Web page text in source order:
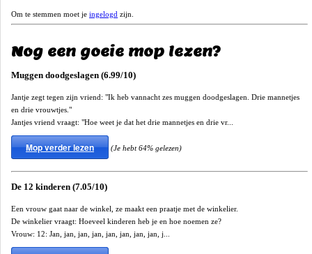
Om te stemmen moet je ingelogd zijn.
Nog een goeie mop lezen?
Muggen doodgeslagen (6.99/10)
Jantje zegt tegen zijn vriend: "Ik heb vannacht zes muggen doodgeslagen. Drie mannetjes
en drie vrouwtjes."
Jantjes vriend vraagt: "Hoe weet je dat het drie mannetjes en drie vr...
Mop verder lezen (Je hebt 64% gelezen)
De 12 kinderen (7.05/10)
Een vrouw gaat naar de winkel, ze maakt een praatje met de winkelier.
De winkelier vraagt: Hoeveel kinderen heb je en hoe noemen ze?
Vrouw: 12: Jan, jan, jan, jan, jan, jan, jan, jan, j...